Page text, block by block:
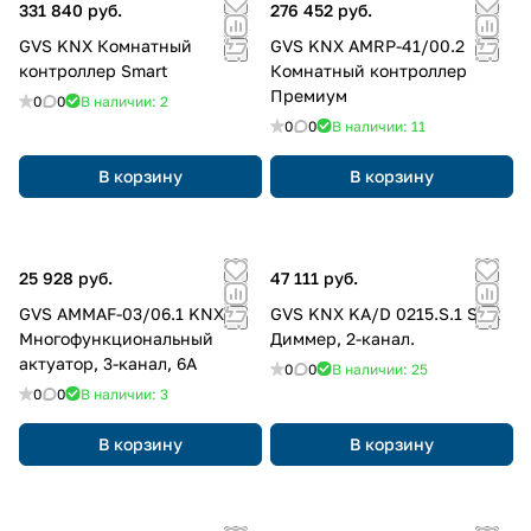
331 840 руб.
GVS KNX Комнатный
контроллер Smart
0 0 В наличии: 2
В корзину
276 452 руб.
GVS KNX AMRP-41/00.2
Комнатный контроллер
Премиум
0 0 В наличии: 11
В корзину
25 928 руб.
GVS AMMAF-03/06.1 KNX
Многофункциональный
актуатор, 3-канал, 6А
0 0 В наличии: 3
В корзину
47 111 руб.
GVS KNX KA/D 0215.S.1 SCR
Диммер, 2-канал.
0 0 В наличии: 25
В корзину